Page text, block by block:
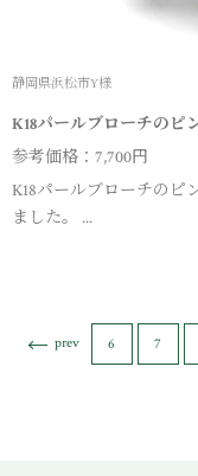
静岡県浜松市Y様
K18パールブローチのピ
参考価格：7,700円
K18パールブローチのピ
ました。 ...
prev 6 7